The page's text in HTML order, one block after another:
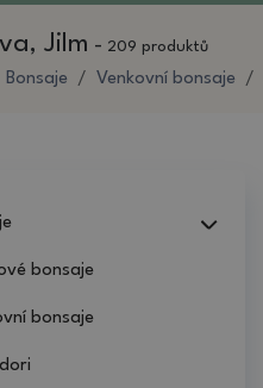
Jilm - 209 produktů
Bonsaje Venkovní bonsaje
bonsaje
bonsaje